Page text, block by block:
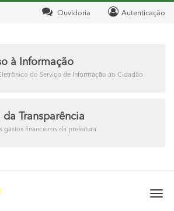
Autenticação
Ouvidoria
à Informação
do Serviço de Informação ao Cidadão
da Transparência
gastos financeiros da prefeitura